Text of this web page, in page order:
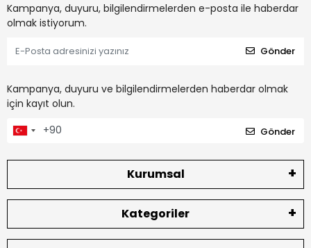
Kampanya, duyuru, bilgilendirmelerden e-posta ile haberdar
olmak istiyorum.
Gönder
Kampanya, duyuru ve bilgilendirmelerden haberdar olmak
için kayıt olun.
Gönder
Kurumsal
Kategoriler